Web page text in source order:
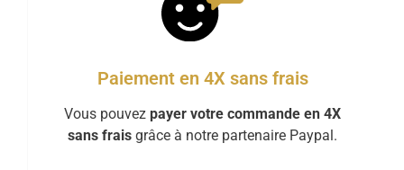
Paiement en 4X sans frais
Vous pouvez payer votre commande en 4X
sans frais grâce à notre partenaire Paypal.